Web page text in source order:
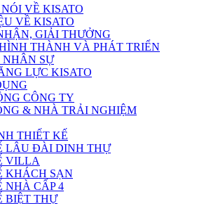
VỀ KISATO
VỀ KISATO
GIẢI THƯỞNG
THÀNH VÀ PHÁT TRIỂN
SỰ
LỰC KISATO
CÔNG TY
& NHÀ TRẢI NGHIỆM
THIẾT KẾ
LÂU ĐÀI DINH THỰ
VILLA
KHÁCH SẠN
NHÀ CẤP 4
BIỆT THỰ